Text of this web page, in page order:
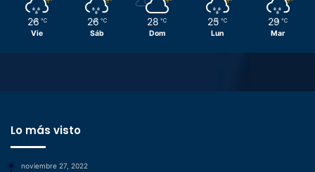
26 ℃
Vie
26 ℃
Sáb
28 ℃
Dom
25 ℃
Lun
29 ℃
Mar
Lo más visto
noviembre 27, 2022